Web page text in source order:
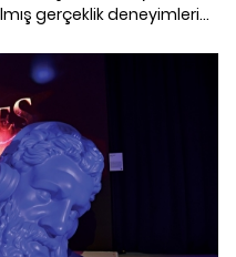
gerçeklik deneyimlerini,
ev sahipliği yapıyor.